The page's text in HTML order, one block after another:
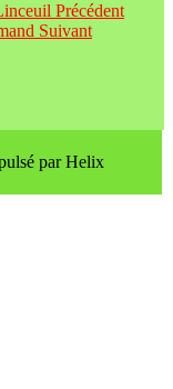
Précédent
Suivant
par Helix